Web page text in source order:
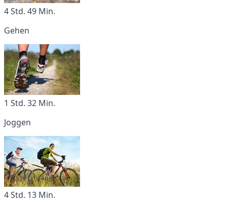
4 Std. 49 Min.
Gehen
1 Std. 32 Min.
Joggen
4 Std. 13 Min.